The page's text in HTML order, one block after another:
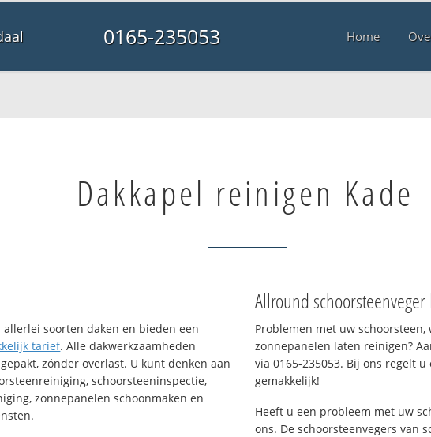
0165-235053 Home
Dakkapel reinigen Kade
allerlei soorten daken en bieden een
tarief. Alle dakwerkzaamheden
zónder overlast. U kunt denken aan
schoorsteeninspectie,
zonnepanelen schoonmaken en
Allround schoorsteenveger
Problemen met uw
zonnepanelen laten reinigen?
via 0165-235053. Bij ons regelt
gemakkelijk!
Heeft u een probleem met uw
ons. De schoorsteenvegers van